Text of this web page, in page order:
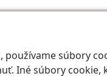
používame súbory
Iné súbory